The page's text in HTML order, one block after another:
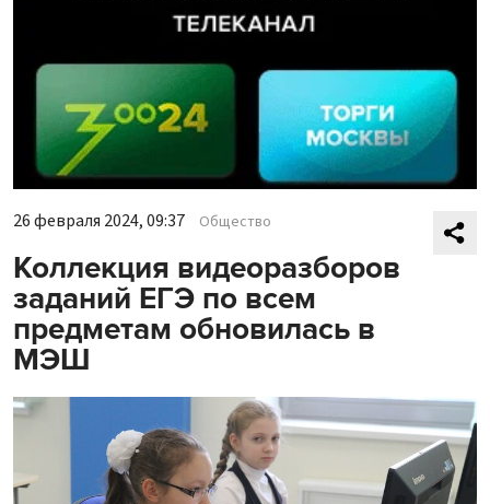
26 февраля 2024, 09:37 Общество
Коллекция видеоразборов
заданий ЕГЭ по всем
предметам обновилась в
МЭШ